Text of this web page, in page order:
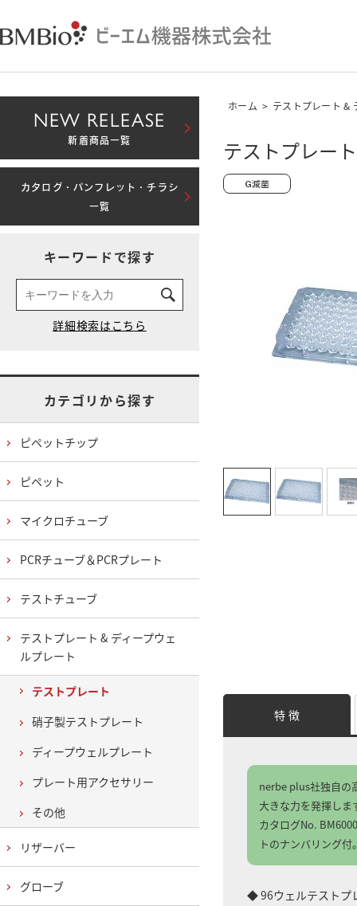
ホーム > テストプレート &
テストプレー
特 徴
nerbe plus社独自の
大きな力を発揮しま
カタログNo.
トのナンバリング付
◆ 96ウェルテストプ
NEW RELEASE
新着商品一覧
カタログ・パンフレット・チラシ
一覧
キーワードで探す
カテゴリから探す
ピペットチップ
ピペット
マイクロチューブ
PCRチューブ＆PCRプレート
テストチューブ
テストプレート & ディープウェ
ルプレート
テストプレート
硝子製テストプレート
ディープウェルプレート
プレート用アクセサリー
その他
リザーバー
グローブ